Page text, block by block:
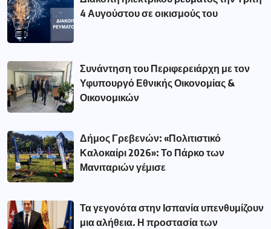
4 Αυγούστου σε οικισμούς του
Συνάντηση του Περιφερειάρχη με τον
Υφυπουργό Εθνικής Οικονομίας &
Οικονομικών
Δήμος Γρεβενών: «Πολιτιστικό
Καλοκαίρι 2026»: Το Πάρκο των
Μανιταριών γέμισε
Τα γεγονότα στην Ισπανία υπενθυμίζουν
μια αλήθεια. Η προστασία των